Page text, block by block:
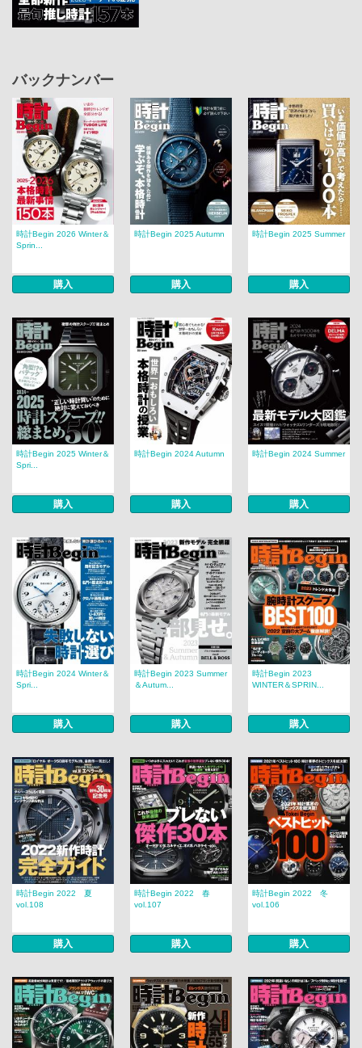
バックナンバー
時計Begin 2026 Winter＆
Sprin...
購入
時計Begin 2025 Autumn
購入
時計Begin 2025 Summer
購入
時計Begin 2025 Winter＆
Spri...
購入
時計Begin 2024 Autumn
購入
時計Begin 2024 Summer
購入
時計Begin 2024 Winter＆
Spri...
購入
時計Begin 2023 Summer
＆Autum...
購入
時計Begin 2023
WINTER＆SPRIN...
購入
時計Begin 2022 夏
vol.108
購入
時計Begin 2022 春
vol.107
購入
時計Begin 2022 冬
vol.106
購入